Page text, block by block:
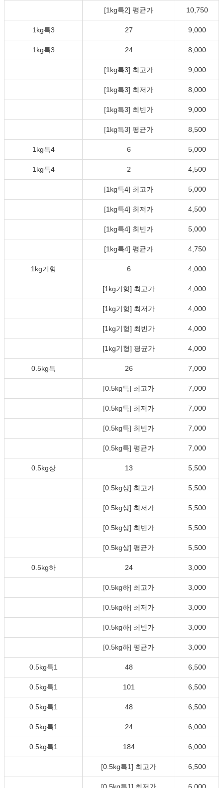
[1kg특2] 평균가 10,750
1kg특3 27 9,000
1kg특3 24 8,000
[1kg특3] 최고가 9,000
[1kg특3] 최저가 8,000
[1kg특3] 최빈가 9,000
[1kg특3] 평균가 8,500
1kg특4 6 5,000
1kg특4 2 4,500
[1kg특4] 최고가 5,000
[1kg특4] 최저가 4,500
[1kg특4] 최빈가 5,000
[1kg특4] 평균가 4,750
1kg기형 6 4,000
[1kg기형] 최고가 4,000
[1kg기형] 최저가 4,000
[1kg기형] 최빈가 4,000
[1kg기형] 평균가 4,000
0.5kg특 26 7,000
[0.5kg특] 최고가 7,000
[0.5kg특] 최저가 7,000
[0.5kg특] 최빈가 7,000
[0.5kg특] 평균가 7,000
0.5kg상 13 5,500
[0.5kg상] 최고가 5,500
[0.5kg상] 최저가 5,500
[0.5kg상] 최빈가 5,500
[0.5kg상] 평균가 5,500
0.5kg하 24 3,000
[0.5kg하] 최고가 3,000
[0.5kg하] 최저가 3,000
[0.5kg하] 최빈가 3,000
[0.5kg하] 평균가 3,000
0.5kg특1 48 6,500
0.5kg특1 101 6,500
0.5kg특1 48 6,500
0.5kg특1 24 6,000
0.5kg특1 184 6,000
[0.5kg특1] 최고가 6,500